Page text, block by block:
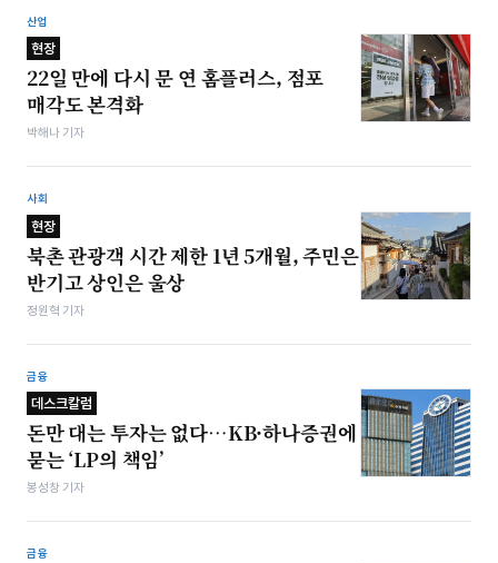
산업
현장
22일 만에 다시 문 연 홈플러스, 점포
매각도 본격화
박해나 기자
사회
현장
북촌 관광객 시간 제한 1년 5개월, 주민은
반기고 상인은 울상
정원혁 기자
금융
데스크칼럼
돈만 대는 투자는 없다…KB·하나증권에
묻는 ‘LP의 책임’
봉성창 기자
금융